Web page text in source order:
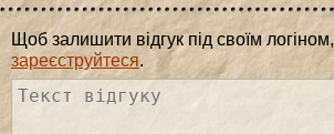
Щоб залишити відгук під своїм логіном,
зареєструйтеся.